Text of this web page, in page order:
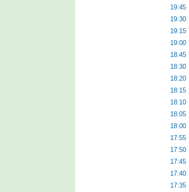
19:45
19:30
19:15
19:00
18:45
18:30
18:20
18:15
18:10
18:05
18:00
17:55
17:50
17:45
17:40
17:35